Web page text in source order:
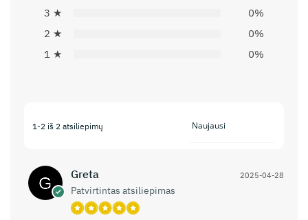
3 ★
0%
2 ★
0%
1 ★
0%
1-2 iš 2 atsiliepimų
Greta
Patvirtintas atsiliepimas
2025-04-28